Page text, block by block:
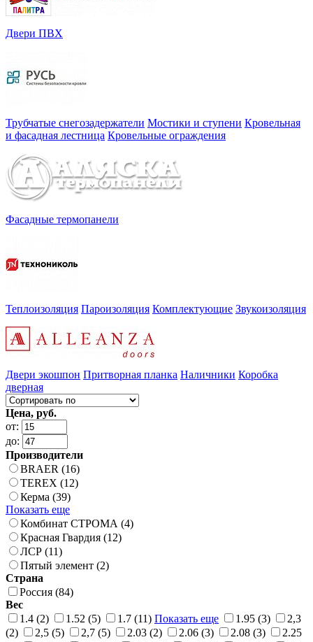
Двери ПВХ
Трубчатые снегозадержатели Мостики и ступени Кровельная
и фасадная лестница Кровельные ограждения
Фасадные термопанели
Теплоизоляция Пароизоляция Комплектующие Звукоизоляция
Двери экошпон Притворная планка Наличники Коробка
дверная
Цена, руб.
от:
до:
Производители
BRAER (16)
TEREX (12)
Керма (39)
Показать еще
Комбинат СТРОМА (4)
Красная Гвардия (12)
ЛСР (11)
Пятый элемент (2)
Страна
Россия (84)
Вес
1.4 (2)
1.52 (5) 1.7 (11) Показать еще 1.95 (3)
2,3
(2)
2,5 (5) 2,7 (5) 2.03 (2) 2.06 (3) 2.08 (3)
2.25